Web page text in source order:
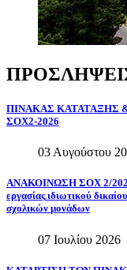
ΠΙΝΑΚΑΣ ΚΑΤΑΤΑΞΗΣ
ΣΟΧ2-2026
03 Αυγούστου
ΑΝΑΚΟΙΝΩΣΗ ΣΟΧ 2/
εργασίας ιδιωτικού δικαίου
σχολικών μονάδων
07 Ιουλίου 2026